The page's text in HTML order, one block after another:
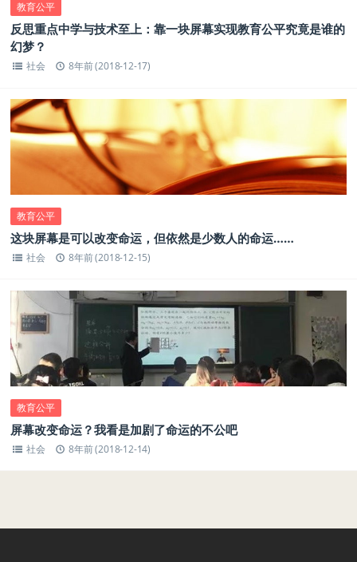
教育公平
反思重点中学与技术至上：靠一块屏幕实现教育公平究竟是谁的
幻梦？
社会 8年前 (2018-12-17)
教育公平
这块屏幕是可以改变命运，但依然是少数人的命运……
社会 8年前 (2018-12-15)
教育公平
屏幕改变命运？我看是加剧了命运的不公吧
社会 8年前 (2018-12-14)